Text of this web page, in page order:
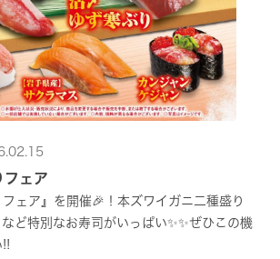
フェア
フェア』を開催🎉！本ズワイガニ二種盛り
ど特別なお寿司がいっぱい✨✨ぜひこの機
!!